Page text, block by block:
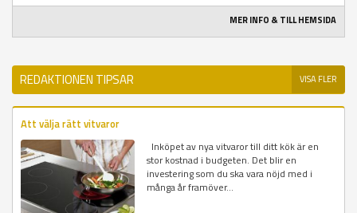
MER INFO & TILL HEMSIDA
REDAKTIONEN TIPSAR VISA FLER
Att välja rätt vitvaror
Inköpet av nya vitvaror till ditt kök är en
stor kostnad i budgeten. Det blir en
investering som du ska vara nöjd med i
många år framöver...